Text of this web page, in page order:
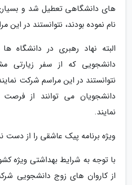
های دانشگاهی تعطیل شد و
نام نموده بودند، نتوانستند در این
البته نهاد رهبری در دانشگاه
دانشجویی که از سفر زیارتی
نتوانستند در این مراسم شرکت
دانشجویان می توانند از
نمایند.
ویژه برنامه پیک عاشقی را از دست
با توجه به شرایط بهداشتی ویژه
از کاروان های زوج دانشجویی